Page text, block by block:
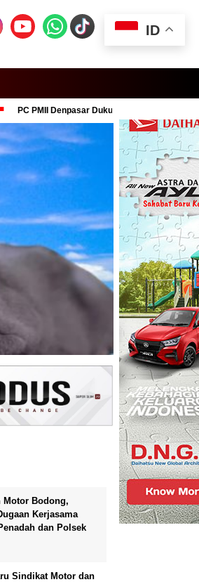
Denpasar Dukung Komitmen Presiden Prabowo
Motor Bodong,
Kerjasama
dan Polsek
Sindikat Motor dan
ID